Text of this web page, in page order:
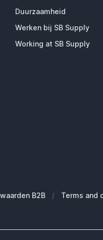
Duurzaamheid
Werken bij SB Supply
Working at SB Supply
B2B / Terms and